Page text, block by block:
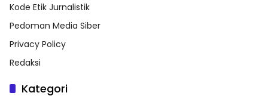
Kode Etik Jurnalistik
Pedoman Media Siber
Privacy Policy
Redaksi
Kategori